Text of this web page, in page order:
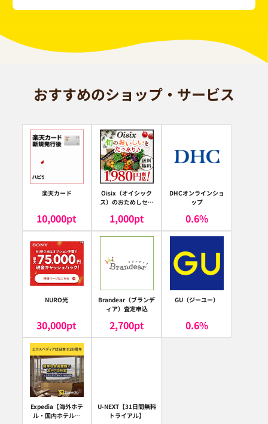
おすすめのショップ・サービス
楽天カード
10,000pt
Oisix（オイシック
ス）のおためしセッ
1,000pt
DHCオンラインショ
ップ
0.6%
NURO光
30,000pt
Brandear（ブランデ
ィア）査定申込
2,700pt
GU（ジーユー）
0.6%
Expedia【海外ホテ
ル・国内ホテル予
U-NEXT【31日間無料
トライアル】